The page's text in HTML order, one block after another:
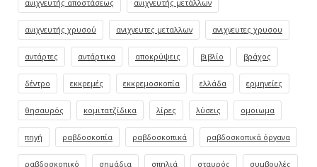
ανιχνευτής αποστάσεως ανιχνευτής μετάλλων
ανιχνευτής χρυσού ανιχνευτες μεταλλων ανιχνευτες χρυσου
αντάρτες αντάρτικα αποκρύψεις βιβλίο βράχος
δέντρο εκκρεμές εκκρεμοσκοπία ελλάδα ερμηνείες
θησαυρός κομιτατζίδικα λίρες λύσεις ομοιωμα
πηγή ραβδοσκοπία ραβδοσκοπικά ραβδοσκοπικά όργανα
ραβδοσκοπικό σημάδια σπηλιά σταυρός συμβουλές